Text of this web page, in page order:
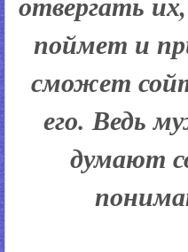
поймет и
сможет
его. Ведь
думают